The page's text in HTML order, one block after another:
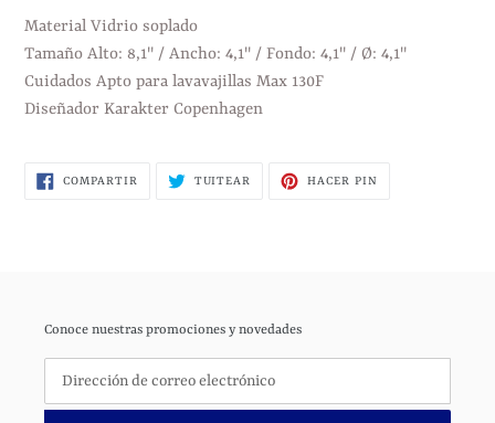
Material Vidrio soplado
Tamaño Alto: 8,1" / Ancho: 4,1" / Fondo: 4,1" / Ø: 4,1"
Cuidados Apto para lavavajillas Max 130F
Diseñador Karakter Copenhagen
COMPARTIR COMPARTIRTUITEAR TUITEARHACER PINPINEAR
Conoce nuestras promociones y novedades